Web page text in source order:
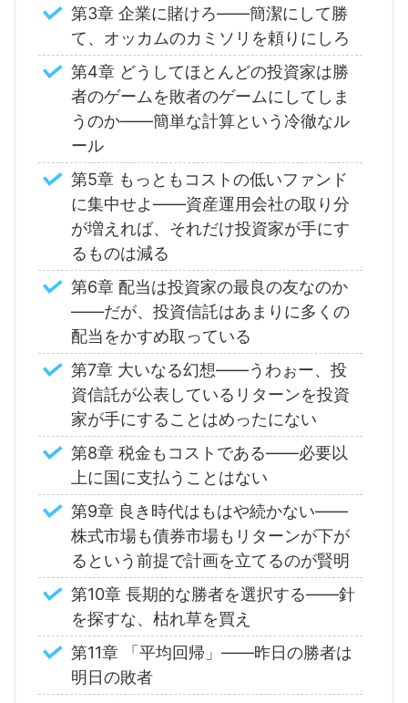
第3章 企業に賭けろ――簡潔にして勝
て、オッカムのカミソリを頼りにしろ
第4章 どうしてほとんどの投資家は勝
者のゲームを敗者のゲームにしてしま
うのか――簡単な計算という冷徹なル
ール
第5章 もっともコストの低いファンド
に集中せよ――資産運用会社の取り分
が増えれば、それだけ投資家が手にす
るものは減る
第6章 配当は投資家の最良の友なのか
――だが、投資信託はあまりに多くの
配当をかすめ取っている
第7章 大いなる幻想――うわぉー、投
資信託が公表しているリターンを投資
家が手にすることはめったにない
第8章 税金もコストである――必要以
上に国に支払うことはない
第9章 良き時代はもはや続かない――
株式市場も債券市場もリターンが下が
るという前提で計画を立てるのが賢明
第10章 長期的な勝者を選択する――針
を探すな、枯れ草を買え
第11章 「平均回帰」――昨日の勝者は
明日の敗者